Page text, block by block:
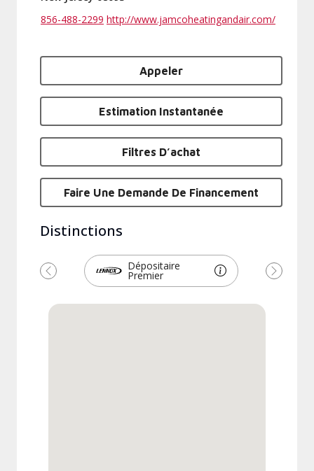
856-488-2299 http://www.jamcoheatingandair.com/
Appeler
Estimation Instantanée
Filtres D’achat
Faire Une Demande De Financement
Distinctions
Dépositaire
Premier
Précédent Suivant